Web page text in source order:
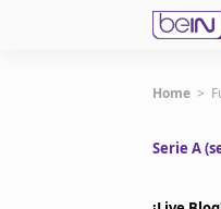
Get
Home >
Serie A